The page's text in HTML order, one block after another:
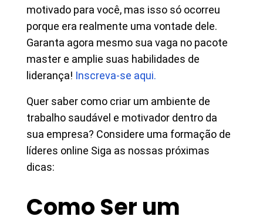
motivado para você, mas isso só ocorreu
porque era realmente uma vontade dele.
Garanta agora mesmo sua vaga no pacote
master e amplie suas habilidades de
liderança! Inscreva-se aqui.
Quer saber como criar um ambiente de
trabalho saudável e motivador dentro da
sua empresa? Considere uma formação de
líderes online Siga as nossas próximas
dicas:
Como Ser um